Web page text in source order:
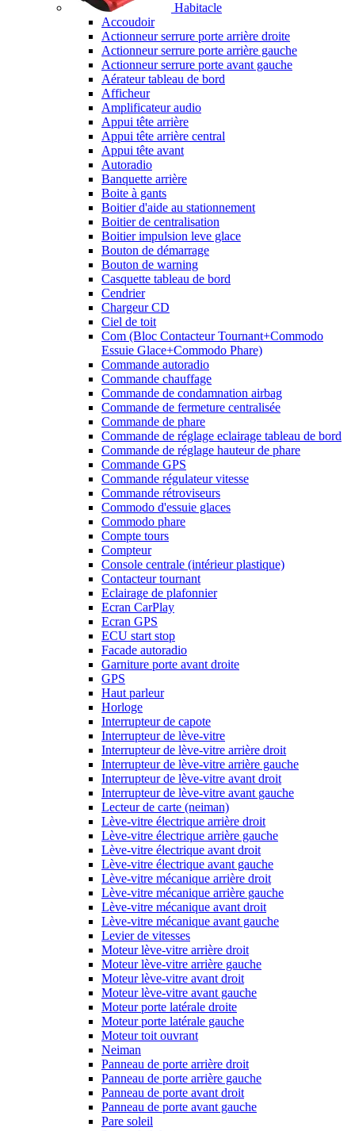
Habitacle
Accoudoir
Actionneur serrure porte arrière droite
Actionneur serrure porte arrière gauche
Actionneur serrure porte avant gauche
Aérateur tableau de bord
Afficheur
Amplificateur audio
Appui tête arrière
Appui tête arrière central
Appui tête avant
Autoradio
Banquette arrière
Boite à gants
Boitier d'aide au stationnement
Boitier de centralisation
Boitier impulsion leve glace
Bouton de démarrage
Bouton de warning
Casquette tableau de bord
Cendrier
Chargeur CD
Ciel de toit
Com (Bloc Contacteur Tournant+Commodo
Essuie Glace+Commodo Phare)
Commande autoradio
Commande chauffage
Commande de condamnation airbag
Commande de fermeture centralisée
Commande de phare
Commande de réglage eclairage tableau de bord
Commande de réglage hauteur de phare
Commande GPS
Commande régulateur vitesse
Commande rétroviseurs
Commodo d'essuie glaces
Commodo phare
Compte tours
Compteur
Console centrale (intérieur plastique)
Contacteur tournant
Eclairage de plafonnier
Ecran CarPlay
Ecran GPS
ECU start stop
Facade autoradio
Garniture porte avant droite
GPS
Haut parleur
Horloge
Interrupteur de capote
Interrupteur de lève-vitre
Interrupteur de lève-vitre arrière droit
Interrupteur de lève-vitre arrière gauche
Interrupteur de lève-vitre avant droit
Interrupteur de lève-vitre avant gauche
Lecteur de carte (neiman)
Lève-vitre électrique arrière droit
Lève-vitre électrique arrière gauche
Lève-vitre électrique avant droit
Lève-vitre électrique avant gauche
Lève-vitre mécanique arrière droit
Lève-vitre mécanique arrière gauche
Lève-vitre mécanique avant droit
Lève-vitre mécanique avant gauche
Levier de vitesses
Moteur lève-vitre arrière droit
Moteur lève-vitre arrière gauche
Moteur lève-vitre avant droit
Moteur lève-vitre avant gauche
Moteur porte latérale droite
Moteur porte latérale gauche
Moteur toit ouvrant
Neiman
Panneau de porte arrière droit
Panneau de porte arrière gauche
Panneau de porte avant droit
Panneau de porte avant gauche
Pare soleil